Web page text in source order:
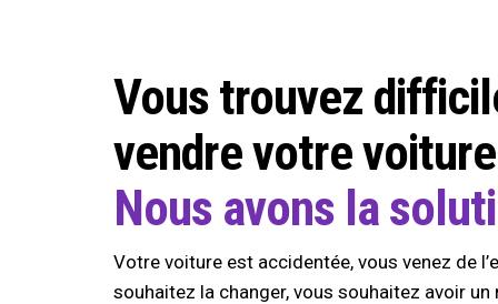
Vous trouvez
vendre votre
Nous avons la
Votre voiture est accidentée, vous venez de
souhaitez la changer, vous souhaitez avoir un